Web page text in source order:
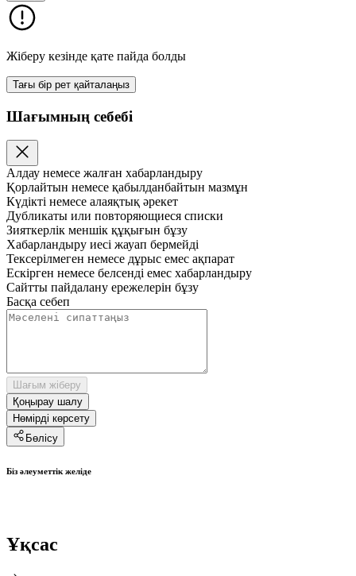
Жіберу кезінде қате пайда болды
Тағы бір рет қайталаңыз
Шағымның себебі
Алдау немесе жалған хабарландыру
Қорлайтын немесе қабылданбайтын мазмұн
Күдікті немесе алаяқтық әрекет
Дубликаты или повторяющиеся списки
Зияткерлік меншік құқығын бұзу
Хабарландыру иесі жауап бермейді
Тексерілмеген немесе дұрыс емес ақпарат
Ескірген немесе белсенді емес хабарландыру
Сайтты пайдалану ережелерін бұзу
Басқа себеп
Шағым жіберу
Қоңырау шалу
Нөмірді көрсету
Бөлісу
Біз әлеуметтік желіде
Ұқсас